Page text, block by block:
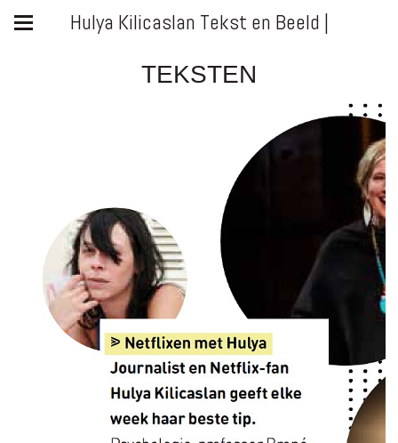
Hulya Kilicaslan Tekst en Beeld |
TEKSTEN